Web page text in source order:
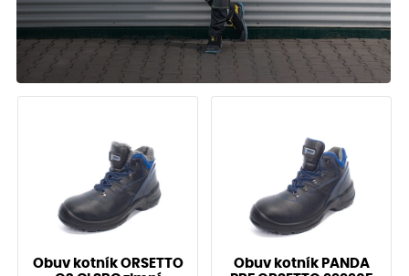
Obuv kotník ORSETTO
Obuv kotník PANDA